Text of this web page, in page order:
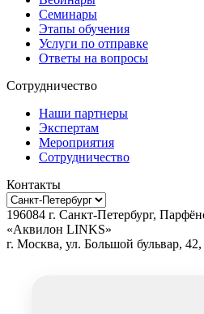
Семинары
Этапы обучения
Услуги по отправке
Ответы на вопросы
Сотрудничество
Наши партнеры
Экспертам
Мероприятия
Сотрудничество
Контакты
196084 г. Санкт-Петербург,
«Аквилон LINKS»
г. Москва, ул. Большой бульвар,